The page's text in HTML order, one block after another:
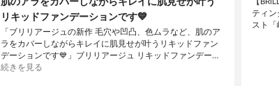
リキッドファンデーションです💙
「ブリリアージュの新作 毛穴や凹凸、色ムラなど、肌のア
ラをカバーしながらキレイに肌見せが叶うリキッドファン
デーションです💙」ブリリアージュ リキッドファンデー…
続きを見る
ティ
スト